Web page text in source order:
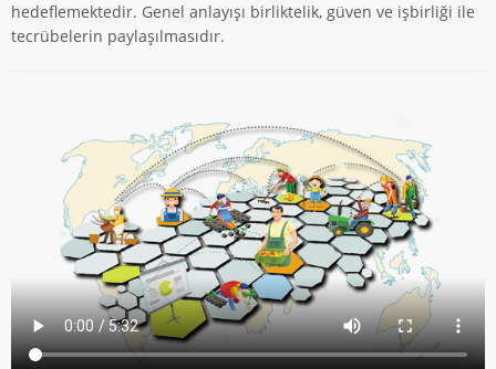
hedeflemektedir. Genel anlayışı birliktelik, güven ve işbirliği ile
tecrübelerin paylaşılmasıdır.